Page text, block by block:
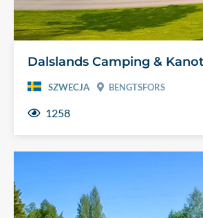
Dalslands Camping &
SZWECJA BENGTSFORS
1258